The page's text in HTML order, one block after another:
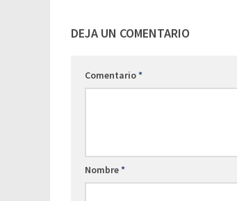
DEJA UN COMENTARIO
Comentario*
Nombre*